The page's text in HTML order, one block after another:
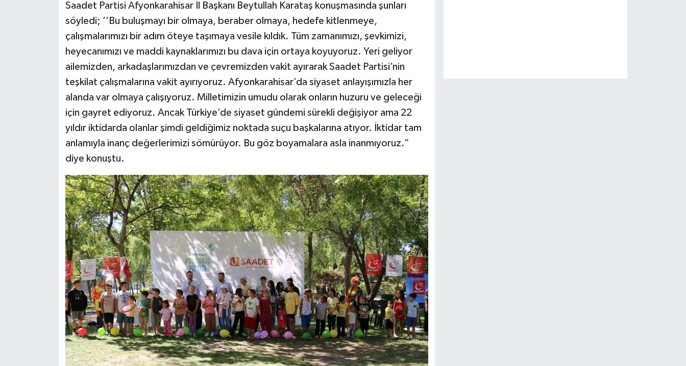
Saadet Partisi Afyonkarahisar İl Başkanı Beytullah Karataş konuşmasında şunları
söyledi; ’’Bu buluşmayı bir olmaya, beraber olmaya, hedefe kitlenmeye,
çalışmalarımızı bir adım öteye taşımaya vesile kıldık. Tüm zamanımızı, şevkimizi,
heyecanımızı ve maddi kaynaklarımızı bu dava için ortaya koyuyoruz. Yeri geliyor
ailemizden, arkadaşlarımızdan ve çevremizden vakit ayırarak Saadet Partisi’nin
teşkilat çalışmalarına vakit ayırıyoruz. Afyonkarahisar’da siyaset anlayışımızla her
alanda var olmaya çalışıyoruz. Milletimizin umudu olarak onların huzuru ve geleceği
için gayret ediyoruz. Ancak Türkiye’de siyaset gündemi sürekli değişiyor ama 22
yıldır iktidarda olanlar şimdi geldiğimiz noktada suçu başkalarına atıyor. İktidar tam
anlamıyla inanç değerlerimizi sömürüyor. Bu göz boyamalara asla inanmıyoruz.”
diye konuştu.